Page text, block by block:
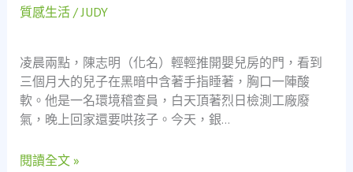
質感生活/JUDY
凌晨兩點，陳志明（化名）輕輕推開嬰兒房的門，看到
三個月大的兒子在黑暗中含著手指睡著，胸口一陣酸
軟。他是一名環境稽查員，白天頂著烈日檢測工廠廢
氣，晚上回家還要哄孩子。今天，銀…
爸
救
急
解
方：
舖
閱讀全文 »